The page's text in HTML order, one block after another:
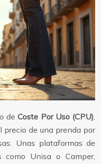
deCoste Por Uso (CPU),
precio de una prenda por
Unas plataformas de
como Unisa o Camper,